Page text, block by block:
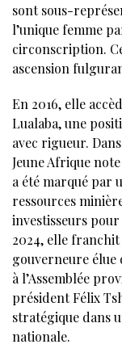
sont sous-
l’unique femme
circonscription.
ascension
En 2016, elle
Lualaba, une
avec rigueur.
Jeune Afrique
a été marqué par
ressources
investisseurs
2024, elle
gouverneure élue
à l’Assemblée
président Félix
stratégique dans
nationale.